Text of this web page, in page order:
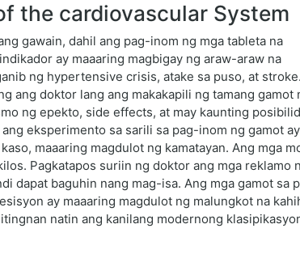
the cardiovascular System
gawain, dahil ang pag-inom ng mga tableta na
ay maaaring magbigay ng araw-araw na
ng hypertensive crisis, atake sa puso, at
ang doktor lang ang makakapili ng tamang
ng epekto, side effects, at may kaunting
eksperimento sa sarili sa pag-inom ng gamot
maaaring magdulot ng kamatayan. Ang mga
Pagkatapos suriin ng doktor ang mga reklamo
dapat baguhin nang mag-isa. Ang mga gamot sa
ay maaaring magdulot ng malungkot na
natin ang kanilang modernong